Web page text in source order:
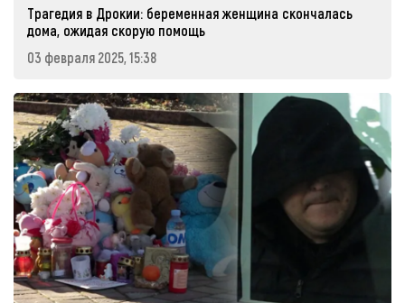
Трагедия в Дрокии: беременная женщина скончалась
дома, ожидая скорую помощь
03 февраля 2025, 15:38